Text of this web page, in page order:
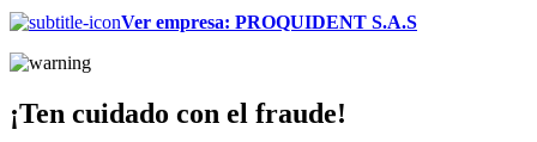
Ver empresa: PROQUIDENT S.A.S
¡Ten cuidado con el fraude!